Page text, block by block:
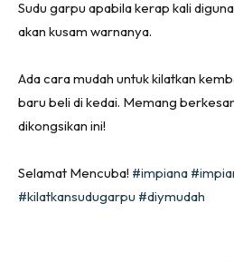
Casa Impiana
Impiana Makeover
Makeover Ruang Selebriti
Hotel
Kafe
Sudu garpu apabila kerap kali
akan kusam warnanya.
Ada cara mudah untuk kilatkan
baru beli di kedai. Memang
dikongsikan ini!
Selamat Mencuba! #impiana
#kilatkansudugarpu #diymudah